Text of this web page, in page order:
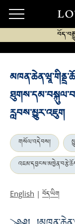
རླབས་མྱུར་འཇུག
གསོལ་འདེབས།
English | བོད་ཡིག